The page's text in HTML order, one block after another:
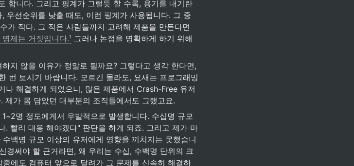
합니다. 그리고 핑계가 그럴듯 할 수록, 용기를 내기란
우선순위를 낮출 때도, 이런 핑계가 사용됩니다. 그 중
가 적다. 그 적은 사람들까지 고려해 제품을 만든다면
제는 거짓입니다.¹
지 않을 이유가 정말로 될까요? 그렇다고 생각 한다면,
번 보시기 바랍니다. 모르긴 몰라도, 요새는 프로그래밍
나 해결하게 되었으니, 많은 제품에서 Crash-Free 유저
가 몸 담았던 대부분의 조직들에서도 그랬고요.
명 정도에게서 우발적으로 발생합니다. 수십명 규모
. 빨리 대응 해야겠다" 판단을 하게 되죠. 그리고 제가 마
백명 규모 이상의 유저에게 영향을 끼치지는 못했습니
경써야 할 근거라면, 왜 우리는 수십, 수백명 단위의 크
에도 컴퓨터 앞으로 달려가 그 문제를 신속히 해결하